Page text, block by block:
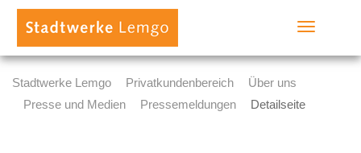
Toggle
Stadtwerke Lemgo Privatkundenbereich
Über uns
Presse und Medien
Pressemeldungen Detailseite